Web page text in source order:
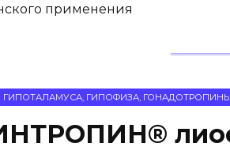
применения
ГИПОФИЗА,